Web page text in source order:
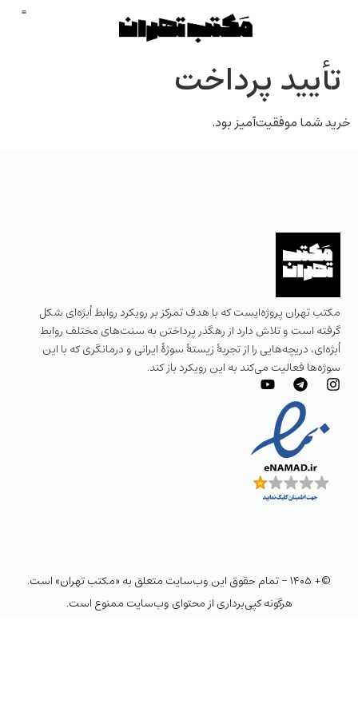
تأیید پرداخت
خرید شما موفقیت‌آمیز بود.
مکتب تهران پروژه‌ایست که با هدف تمرکز بر رویکرد روابط اُبژه‌ای شکل
گرفته است و تلاش دارد از رهگذر پرداختن به سنت‌های مختلف روابط
اُبژه‌ای، دریچه‌هایی را از تجربهٔ زیستهٔ سوژهٔ ایرانی و درمانگری که با این
سوژه‌ها فعالیت می‌کند به این رویکرد باز کند.
©+ ۱۴۰۵ - تمام حقوق این وب‌سایت متعلق به «مکتب تهران» است.
هرگونه کپی‌برداری از محتوای وب‌سایت ممنوع است.